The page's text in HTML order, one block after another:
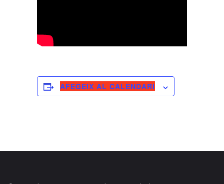
AFEGEIX AL CALENDARI